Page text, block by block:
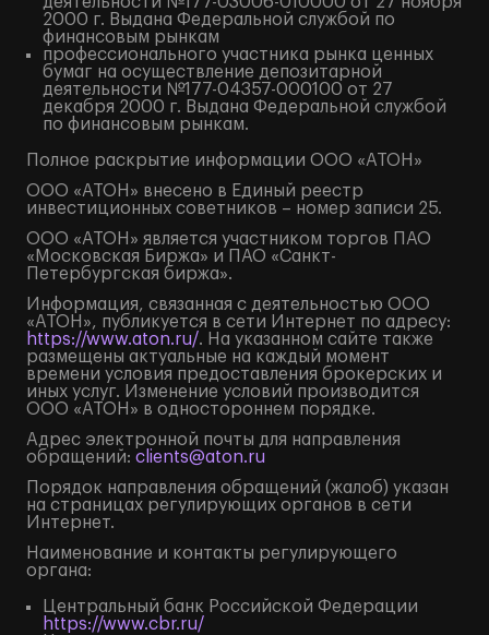
2000 г. Выдана Федеральной службой по
финансовым рынкам
профессионального участника рынка ценных
бумаг на осуществление депозитарной
деятельности №177-04357-000100 от 27
декабря 2000 г. Выдана Федеральной службой
по финансовым рынкам.
Полное раскрытие информации ООО «АТОН»
ООО «АТОН» внесено в Единый реестр
инвестиционных советников – номер записи 25.
ООО «АТОН» является участником торгов ПАО
«Московская Биржа» и ПАО «Санкт-
Петербургская биржа».
Информация, связанная с деятельностью ООО
«АТОН», публикуется в сети Интернет по адресу:
https://www.aton.ru/. На указанном сайте также
размещены актуальные на каждый момент
времени условия предоставления брокерских и
иных услуг. Изменение условий производится
ООО «АТОН» в одностороннем порядке.
Адрес электронной почты для направления
обращений: clients@aton.ru
Порядок направления обращений (жалоб) указан
на страницах регулирующих органов в сети
Интернет.
Наименование и контакты регулирующего
органа:
Центральный банк Российской Федерации
https://www.cbr.ru/